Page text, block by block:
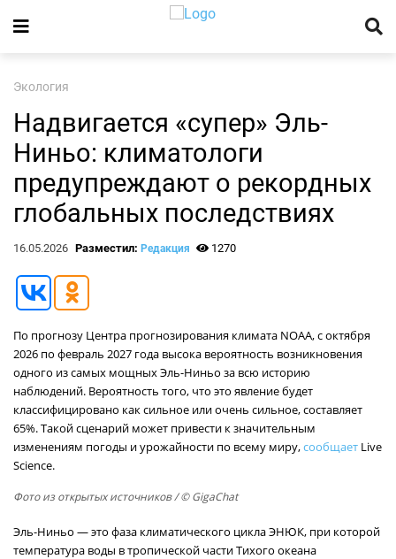
Экология
Надвигается «супер» Эль-
Ниньо: климатологи
предупреждают о рекордных
глобальных последствиях
16.05.2026 Разместил: Редакция 1270
По прогнозу Центра прогнозирования климата NOAA, с октября
2026 по февраль 2027 года высока вероятность возникновения
одного из самых мощных Эль-Ниньо за всю историю
наблюдений. Вероятность того, что это явление будет
классифицировано как сильное или очень сильное, составляет
65%. Такой сценарий может привести к значительным
изменениям погоды и урожайности по всему миру,сообщает Live
Science.
Фото из открытых источников/ © GigaChat
Эль-Ниньо — это фаза климатического цикла ЭНЮК, при которой
температура воды в тропической части Тихого океана